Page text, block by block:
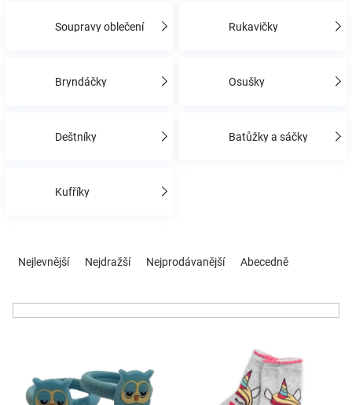
Těhotenské
Značky
Blog
Přihlášení
Soupravy oblečení Rukavičky
Bryndáčky Osušky
Deštníky Batůžky a sáčky
Kufříky
Nejlevnější Nejdražší Nejprodávanější Abecedně